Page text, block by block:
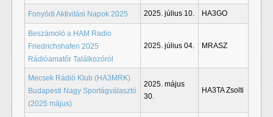
Fonyódi Aktivitási Napok 2025 2025. július 10. HA3GO
Beszámoló a HAM Radio
Friedrichshafen 2025
Rádióamatőr Találkozóról
2025. július 04. MRASZ
Mecsek Rádió Klub (HA3MRK)
Budapesti Nagy Sportágválasztó
(2025 május)
2025. május
30.
HA3TA Zsolti